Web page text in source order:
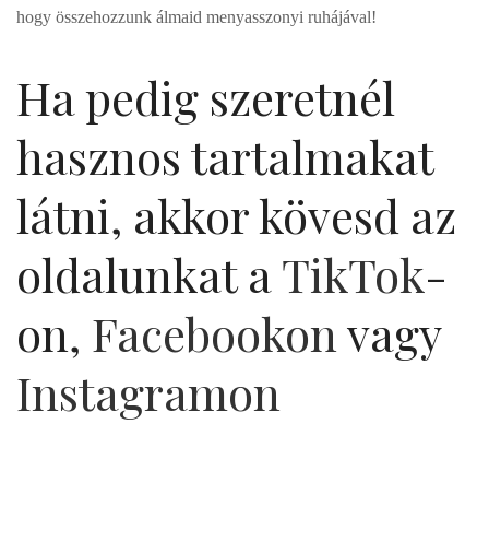
hogy összehozzunk álmaid menyasszonyi ruhájával!
Ha pedig szeretnél
hasznos tartalmakat
látni, akkor kövesd az
oldalunkat aTikTok-
on, Facebookon vagy
Instagramon